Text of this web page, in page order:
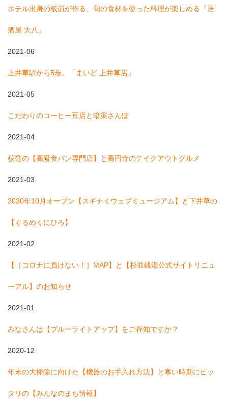
ホテル出身の板前が作る、旬の食材を使った料理が楽しめる『居
酒屋 大八』
2021-06
上井草駅から5歩。「まいど 上井草店」
2021-05
こだわりのコーヒー豆店と暗渠さんぽ
2021-04
荻窪の【高級食パン専門店】と高円寺のテイクアウトグルメ
2021-03
2020年10月オープン【スギナミウェブミュージアム】と下井草の
【ぐるめくにひろ】
2021-02
【［コロナに負けない！］MAP】と【杉並銭湯公式サイトリニュ
ーアル】のお知らせ
2021-01
みなさんは【ブルーライトアップ】をご存知ですか？
2020-12
年末の大掃除に向けた【機器のお手入れ方法】と寒い時期にピッ
タリの【みんなのまち情報】